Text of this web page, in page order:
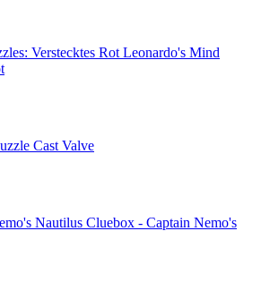
Leonardo's Mind
Cast Valve
Cluebox - Captain Nemo's